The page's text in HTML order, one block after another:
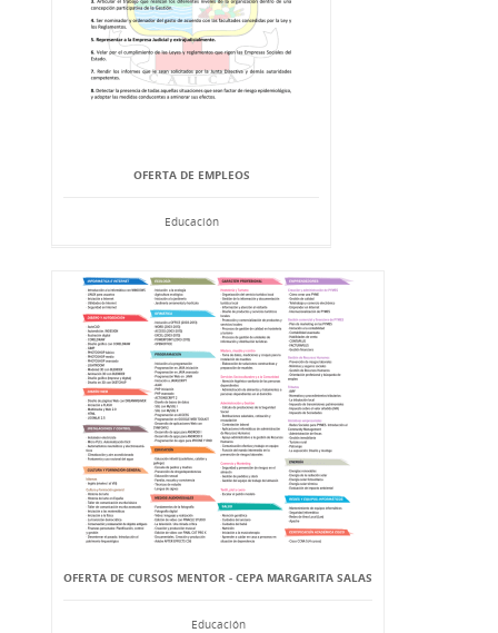
OFERTA DE EMPLEOS
Educación
OFERTA DE CURSOS MENTOR - CEPA MARGARITA SALAS
Educación